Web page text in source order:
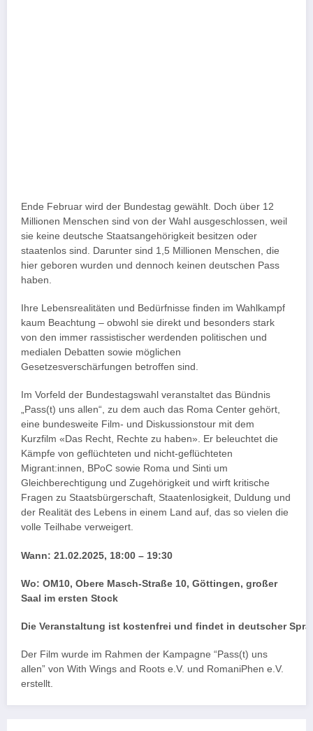
Ende Februar wird der Bundestag gewählt. Doch über 12
Millionen Menschen sind von der Wahl ausgeschlossen, weil
sie keine deutsche Staatsangehörigkeit besitzen oder
staatenlos sind. Darunter sind 1,5 Millionen Menschen, die
hier geboren wurden und dennoch keinen deutschen Pass
haben.
Ihre Lebensrealitäten und Bedürfnisse finden im Wahlkampf
kaum Beachtung – obwohl sie direkt und besonders stark
von den immer rassistischer werdenden politischen und
medialen Debatten sowie möglichen
Gesetzesverschärfungen betroffen sind.
Im Vorfeld der Bundestagswahl veranstaltet das Bündnis
„Pass(t) uns allen“, zu dem auch das Roma Center gehört,
eine bundesweite Film- und Diskussionstour mit dem
Kurzfilm «Das Recht, Rechte zu haben». Er beleuchtet die
Kämpfe von geflüchteten und nicht-geflüchteten
Migrant:innen, BPoC sowie Roma und Sinti um
Gleichberechtigung und Zugehörigkeit und wirft kritische
Fragen zu Staatsbürgerschaft, Staatenlosigkeit, Duldung und
der Realität des Lebens in einem Land auf, das so vielen die
volle Teilhabe verweigert.
Wann: 21.02.2025, 18:00 – 19:30
Wo: OM10, Obere Masch-Straße 10, Göttingen, großer
Saal im ersten Stock
Die Veranstaltung ist kostenfrei und findet in deutscher
Der Film wurde im Rahmen der Kampagne “Pass(t) uns
allen” von With Wings and Roots e.V. und RomaniPhen e.V.
erstellt.